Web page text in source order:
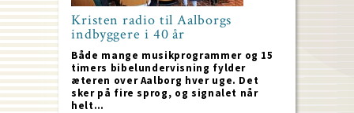
Kristen radio til Aalborgs
indbyggere i 40 år
Både mange musikprogrammer og 15
timers bibelundervisning fylder
æteren over Aalborg hver uge. Det
sker på fire sprog, og signalet når
helt…